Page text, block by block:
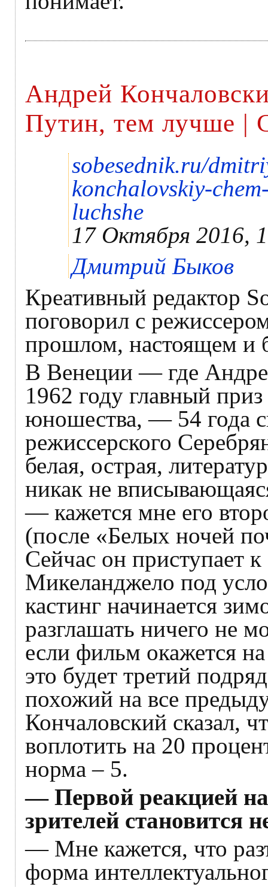
Андрей
Путин, тем лучше |
sobesednik.ru/
konchalovskiy-
luchshe
17 Октября 2016,
Дмитрий Быков
Креативный редактор
поговорил с
прошлом, настоящем и
В Венеции — где
1962 году главный
юношества, — 54 года
режиссерского
белая, острая,
никак не
— кажется мне его
(после «Белых ночей
Сейчас он приступает
Микеланджело под
кастинг начинается
разглашать ничего не
если фильм окажется
это будет третий
похожий на все
Кончаловский сказал,
воплотить на 20
норма – 5.
— Первой реакцией
зрителей становится
— Мне кажется, что
форма